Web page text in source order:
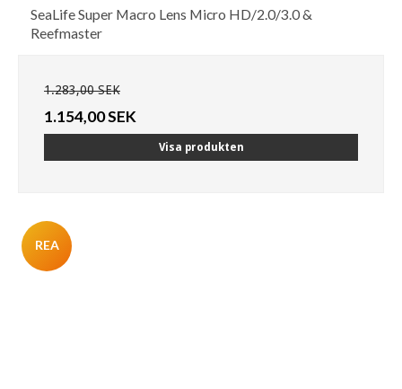
SeaLife Super Macro Lens Micro HD/2.0/3.0 &
Reefmaster
1.283,00 SEK
1.154,00 SEK
Visa produkten
REA